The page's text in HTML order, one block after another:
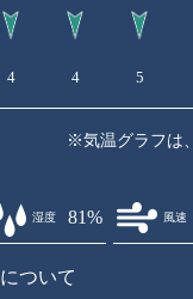
4 4 5
※気温グラフは
湿度 81% 風速
ついて